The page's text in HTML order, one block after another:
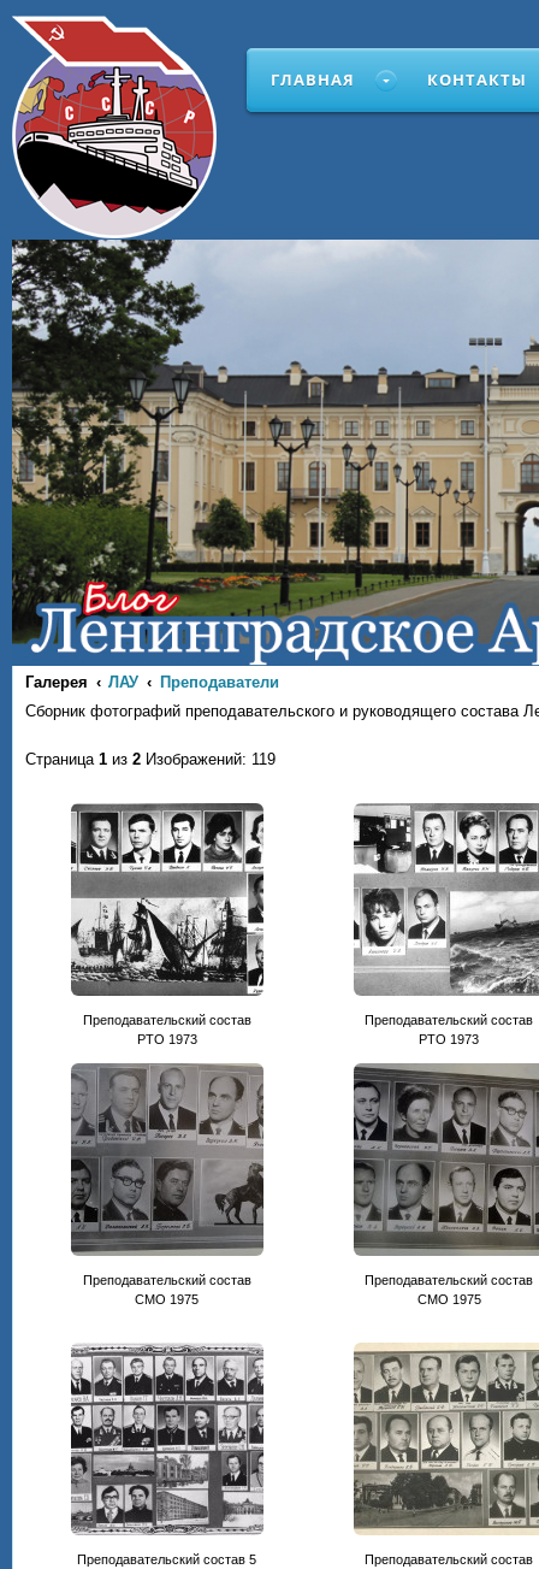
ГЛАВНАЯ КОНТАКТЫ
Галерея ЛАУ
Преподаватели
Сборник фотографий преподавательского и руководящего состава
Страница 1 из 2 Изображений: 119
Преподавательский состав
РТО 1973
Преподавательский состав
РТО 1973
Преподавательский состав
CМО 1975
Преподавательский состав
СМО 1975
Преподавательский состав 5
Преподавательский состав